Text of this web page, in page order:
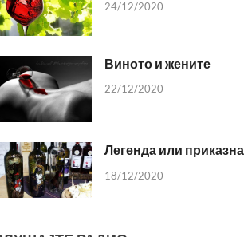
24/12/2020
Виното и жените
22/12/2020
Легенда или приказна
18/12/2020